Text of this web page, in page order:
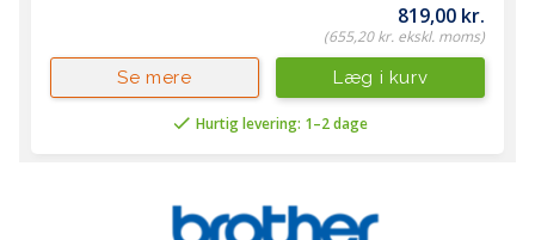
819,00 kr.
(655,20 kr. ekskl. moms)
Hurtig levering: 1–2 dage
Læg i kurv
Se mere